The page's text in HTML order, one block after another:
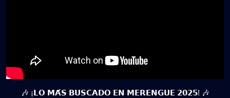
🎶 ¡𝗟𝗢 𝗠𝗔́𝗦 𝗕𝗨𝗦𝗖𝗔𝗗𝗢 𝗘𝗡 𝗠𝗘𝗥𝗘𝗡𝗚𝗨𝗘 𝟮𝟬𝟮𝟱! 🎶